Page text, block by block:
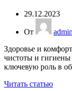
29.12.2023
От
Здоровье и
чистоты и
ключевую роль в
Читать статью